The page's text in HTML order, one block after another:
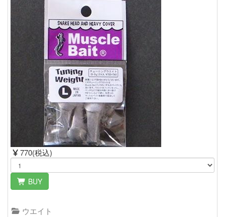
770(税込)
BUY
ウエイト